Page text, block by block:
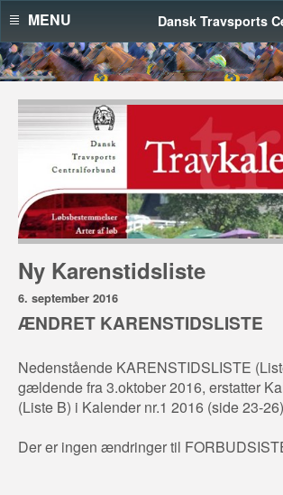
Dansk Travsports
MENU
Ny Karenstidsliste
6. september 2016
ÆNDRET KARENSTIDSLISTE
Nedenstående KARENSTIDSLISTE
gældende fra 3.oktober 2016, erstatter
(Liste B) i Kalender nr.1 2016 (side 23-
Der er ingen ændringer til